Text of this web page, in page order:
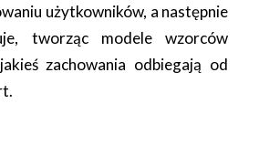
użytkowników, a następnie
tworząc modele wzorców
zachowania odbiegają od